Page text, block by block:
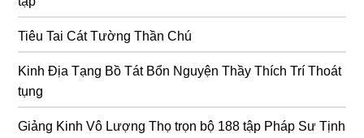
Tiêu Tai Cát Tường Thần Chú
Kinh Địa Tạng Bồ Tát Bổn Nguyện Thầy Thích Trí Thoát
tụng
Giảng Kinh Vô Lượng Thọ trọn bộ 188 tập Pháp Sư Tịnh